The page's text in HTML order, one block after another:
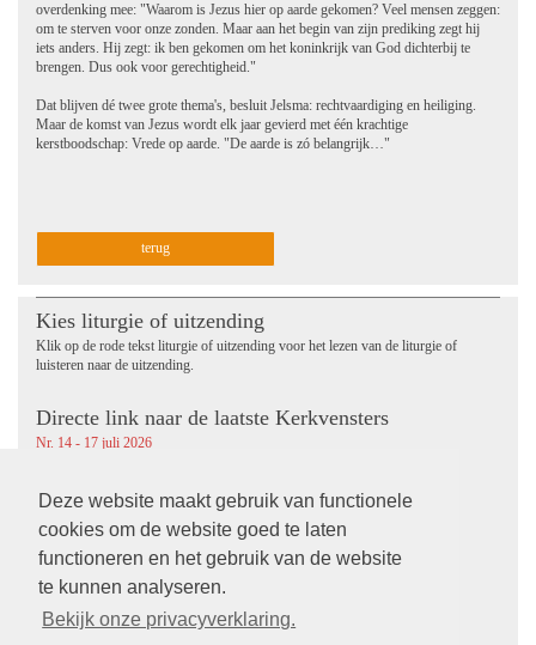
Deze website maakt gebruik van functionele
cookies om de website goed te laten
functioneren en het gebruik van de website
te kunnen analyseren.
Bekijk onze privacyverklaring.
overdenking mee: "Waarom is Jezus hier op aarde gekomen? Veel mensen zeggen:
om te sterven voor onze zonden. Maar aan het begin van zijn prediking zegt hij
iets anders. Hij zegt: ik ben gekomen om het koninkrijk van God dichterbij te
brengen. Dus ook voor gerechtigheid."
Dat blijven dé twee grote thema's, besluit Jelsma: rechtvaardiging en heiliging.
Maar de komst van Jezus wordt elk jaar gevierd met één krachtige
kerstboodschap: Vrede op aarde. "De aarde is zó belangrijk…"
terug
Kies liturgie of uitzending
Klik op de rode tekst liturgie of uitzending voor het lezen van de liturgie of
luisteren naar de uitzending.
Directe link naar de laatste Kerkvensters
Nr. 14 - 17 juli 2026
Nr. 11 - 29 mei 2026
Social Media | MijnKerk